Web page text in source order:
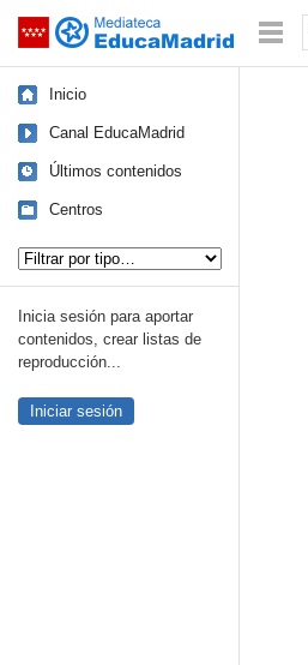
Saltar navegación
Inicio
Canal EducaMadrid
Últimos contenidos
Centros
Inicia sesión para aportar
contenidos, crear listas de
reproducción...
Iniciar sesión